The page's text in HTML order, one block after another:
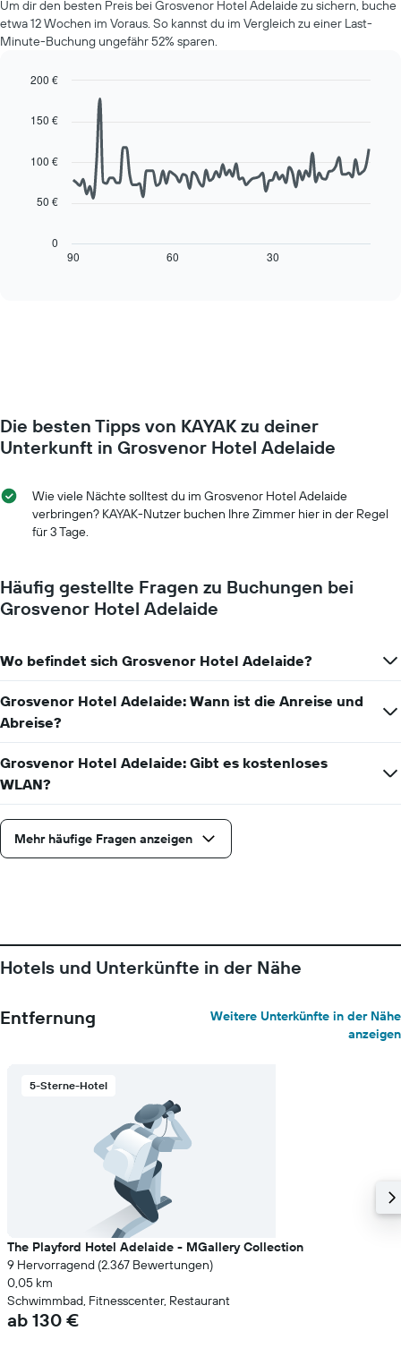
Y-
Achse,
durchschnittlichen
Zimmerpreis
anzeigt.
eines
Zimmers
für
jeweiligen
Wochentag.
Das
Diagramm
Achse,
Wochentage
anzeigt.
durchschnittlichen
Zimmerpreis
anzeigt.
Um dir den besten Preis bei Grosvenor Hotel Adelaide zu sichern, buche
etwa 12 Wochen im Voraus. So kannst du im Vergleich zu einer Last-
Minute-Buchung ungefähr 52% sparen.
with
data
points.
Das
Diagramm
näher
das
Das
Diagramm
hat
Achse,
die
die
Tage
vor
dem
Aufenthalt
anzeigt
Diagramm
hat
1
Y-
Achse,
90 60 30
0
50 €
100 €
150 €
200 €
Die besten Tipps von KAYAK zu deiner
Unterkunft in Grosvenor Hotel Adelaide
Wie viele Nächte solltest du im Grosvenor Hotel Adelaide
verbringen? KAYAK-Nutzer buchen Ihre Zimmer hier in der Regel
für 3 Tage.
Häufig gestellte Fragen zu Buchungen bei
Grosvenor Hotel Adelaide
Wo befindet sich Grosvenor Hotel Adelaide?
Grosvenor Hotel Adelaide: Wann ist die Anreise und
Abreise?
Grosvenor Hotel Adelaide: Gibt es kostenloses
WLAN?
Mehr häufige Fragen anzeigen
Hotels und Unterkünfte in der Nähe
Entfernung
Weitere Unterkünfte in der Nähe
anzeigen
5-Sterne-Hotel
The Playford Hotel Adelaide - MGallery Collection
9 Hervorragend (2.367 Bewertungen)
0,05 km
Schwimmbad, Fitnesscenter, Restaurant
ab 130 €